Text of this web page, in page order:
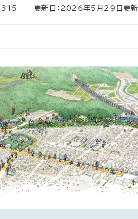
更新日：2026年5月29日更新